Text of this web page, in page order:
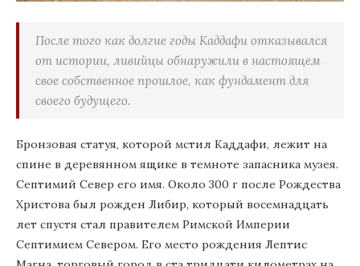
После того как долгие годы Каддафи отказывался
от истории, ливийцы обнаружили в настоящем
свое собственное прошлое, как фундамент для
своего будущего.
Бронзовая статуя, которой мстил Каддафи, лежит на
спине в деревянном ящике в темноте запасника музея.
Септимий Север его имя. Около 300 г после Рождества
Христова был рожден Либир, который восемнадцать
лет спустя стал правителем Римской Империи
Септимием Севером. Его место рождения Лептис